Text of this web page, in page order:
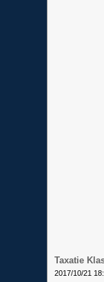
Taxatie
2017/10/21